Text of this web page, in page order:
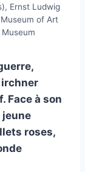
Ernst Ludwig
of Art
Face à son
jeune
roses,